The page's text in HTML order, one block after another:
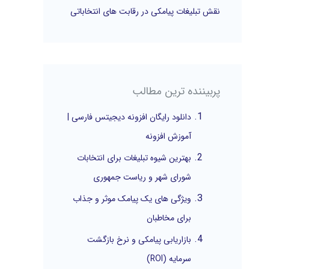
نقش تبلیغات پیامکی در رقابت های انتخاباتی
پربیننده ترین مطالب
دانلود رایگان افزونه دیجیتس فارسی |
آموزش افزونه
بهترین شیوه تبلیغات برای انتخابات
شورای شهر و ریاست جمهوری
ویژگی های یک پیامک موثر و جذاب
برای مخاطبان
بازاریابی پیامکی و نرخ بازگشت
سرمایه (ROI)